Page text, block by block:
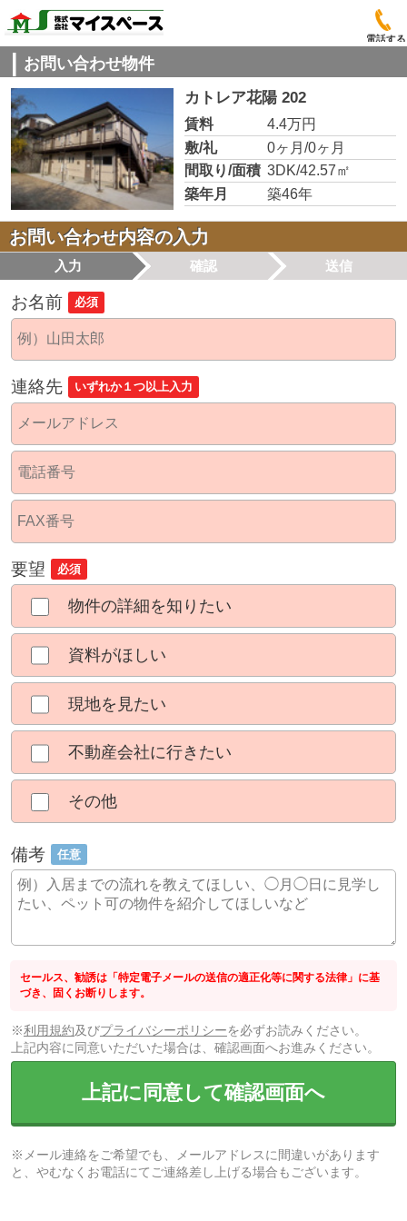
電話する
お問い合わせ物件
カトレア花陽 202
賃料
4.4万円
敷/礼
0ヶ月/0ヶ月
間取り/面積 3DK/42.57㎡
築年月
築46年
お問い合わせ内容の入力
入力 確認 送信
お名前 必須
連絡先 いずれか１つ以上入力
要望 必須
物件の詳細を知りたい
資料がほしい
現地を見たい
不動産会社に行きたい
その他
備考 任意
セールス、勧誘は「特定電子メールの送信の適正化等に関する法律」に基
づき、固くお断りします。
※利用規約及びプライバシーポリシーを必ずお読みください。
上記内容に同意いただいた場合は、確認画面へお進みください。
上記に同意して確認画面へ
※メール連絡をご希望でも、メールアドレスに間違いがあります
と、やむなくお電話にてご連絡差し上げる場合もございます。